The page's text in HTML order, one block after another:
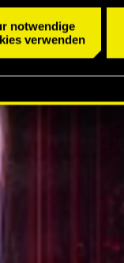
notwendige
verwenden